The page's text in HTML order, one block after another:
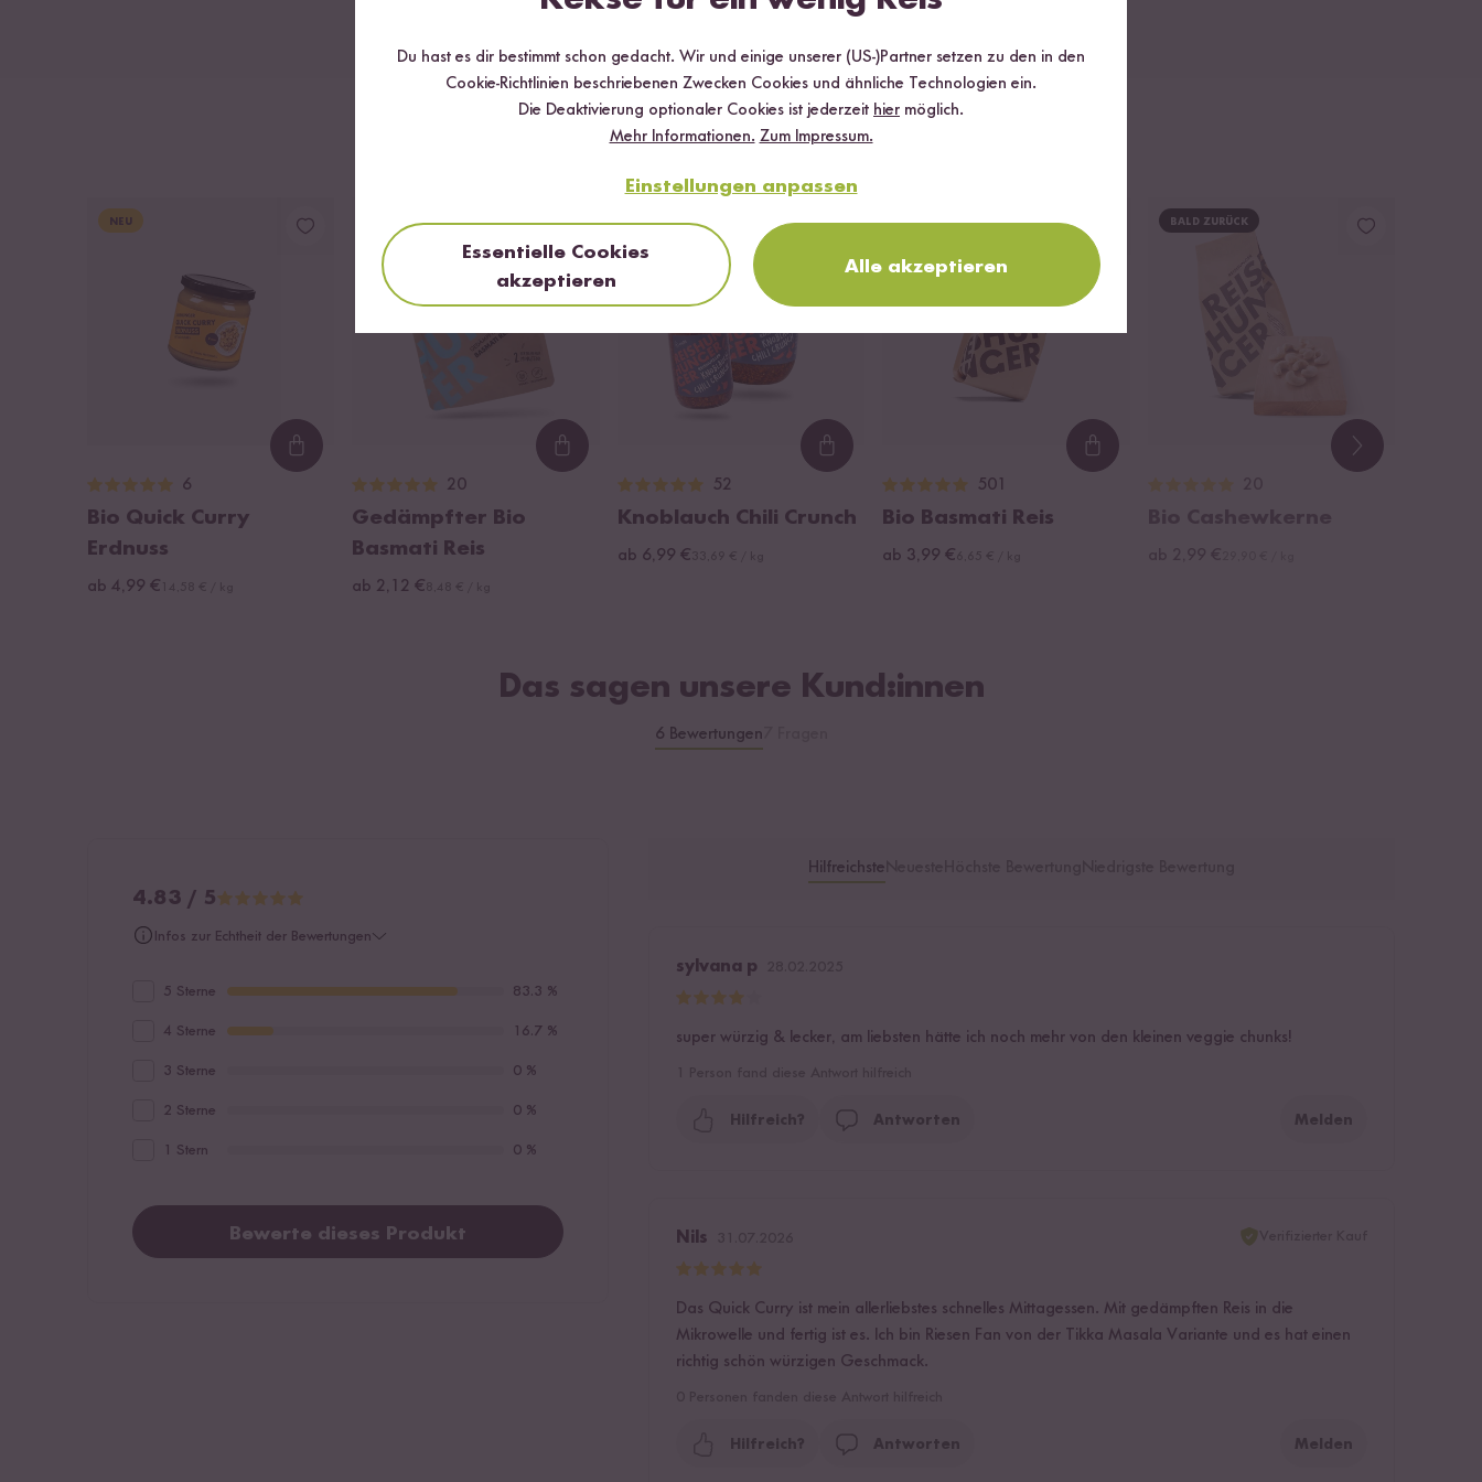
Wird oft zusammen gekauft
NEU
Loading...
6
Bio Quick Curry
Erdnuss
ab 4,99 €
DU SPARST BIS ZU 15 %
Loading...
20
Gedämpfter Bio
Basmati Reis
ab 2,12 €
Loading...
52
Knoblauch Chili Crunch
ab 6,99 €
DU SPARST BIS ZU 20 %
Loading...
501
Bio Basmati Reis
ab 3,99 €
BALD ZURÜCK
Das sagen unsere Kund:innen
6 Bewertungen
4.83 / 5
Infos zur Echtheit der Bewertungen
5 Sterne 83.3 %
4 Sterne 16.7 %
3 Sterne 0 %
2 Sterne 0 %
1 Stern 0 %
Bewerte dieses Produkt
Hilfreichste
sylvana p
super würzig & lecker, am liebsten hätte ich noch mehr von den kleinen veggie chunks!
Hilfreich? Antworten Melden
Nils
Das Quick Curry ist mein allerliebstes schnelles Mittagessen. Mit gedämpften Reis in die
Mikrowelle und fertig ist es. Ich bin Riesen Fan von der Tikka Masala Variante und es hat einen
richtig schön würzigen Geschmack.
Hilfreich? Antworten Melden
Du hast es dir bestimmt schon gedacht. Wir und einige unserer (US-)Partner setzen zu den in den
Cookie-Richtlinien beschriebenen Zwecken Cookies und ähnliche Technologien ein.
Die Deaktivierung optionaler Cookies ist jederzeit hier möglich.
Mehr Informationen. Zum Impressum.
Einstellungen anpassen
Essentielle Cookies
akzeptieren
Alle akzeptieren